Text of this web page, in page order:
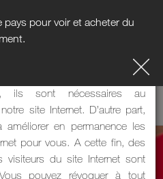
pays pour voir et acheter du
cookies. Les cookies ont deux
ils sont nécessaires au
site Internet. D’autre part,
en permanence les
pour vous. A cette fin, des
visiteurs du site Internet sont
pouvez révoquer à tout